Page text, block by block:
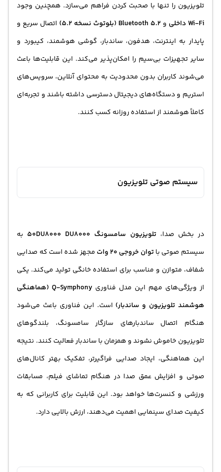
تلویزیون را تنها با صحبت کردن فراهم می‌سازد. همچنین وجود
Wi-Fi داخلی
و Bluetooth 5.2 (بلوتوث نسخه 5.2)
اتصال سریع و
پایدار به اینترنت، هدفون، ساندبار، گوشی هوشمند، کیبورد و
سایر تجهیزات بی‌سیم را امکان‌پذیر می‌کند. این قابلیت‌ها باعث
می‌شوند کاربران بدون محدودیت به محتوای آنلاین، سرویس‌های
استریم و دستگاه‌های دیجیتال دسترسی داشته باشند و تجربه‌ای
کاملاً هوشمند از استفاده روزانه کسب کنند.
سیستم صوتی تلویزیون
در بخش صدا،تلویزیون سامسونگ 50DU8000 DU8000
به
سیستم صوتی باتوان خروجی 20 وات
مجهز شده است که صدایی
شفاف، متوازن و مناسب برای استفاده خانگی تولید می‌کند. یکی
از ویژگی‌های مهم این مدل فناوری
Q-Symphony (هماهنگی
هوشمند تلویزیون و ساندبار) است. این فناوری باعث می‌شود
هنگام اتصال ساندبارهای سازگار سامسونگ، بلندگوهای
تلویزیون خاموش نشوند و همزمان با ساندبار فعالیت کنند. نتیجه
این هماهنگی، ایجاد صدایی فراگیرتر، تفکیک بهتر کانال‌های
صوتی و افزایش عمق صدا در هنگام تماشای فیلم، مسابقات
ورزشی و کنسرت‌ها خواهد بود. این قابلیت برای کاربرانی که به
کیفیت صدای سینمایی اهمیت می‌دهند، ارزش بالایی دارد.